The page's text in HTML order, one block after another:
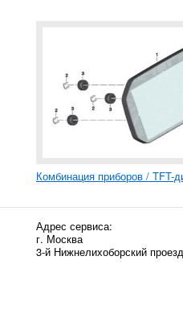
Комбинация приборов / TFT-
Адрес сервиса:
г. Москва
3-й Нижнелихоборский